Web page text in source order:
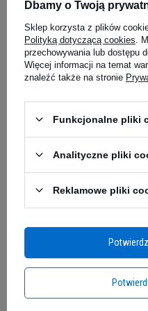
Pas treningowy MEX
rozmiarze XXL to
treningowe, które
wsparcie podczas
gwarantuje trwałość i
zabezpieczając
brzucha.
szerokości 15 cm,
taśmą o szerokości 5
HIRO.LAB
5.00 (4)
PROMOCJA
59,00 zł
Zapytaj
E-mail
Dbamy o Twoją
Sklep korzysta z plików
Polityką dotyczącą cookies .
przechowywania lub dostępu
Więcej informacji na temat
znaleźć także na stronie
Funkcjonalne pliki
Analityczne pliki
Reklamowe pliki